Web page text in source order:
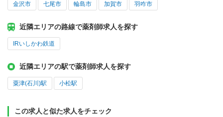
金沢市 七尾市 輪島市 加賀市 羽咋市
近隣エリアの路線で薬剤師求人を探す
IRいしかわ鉄道
近隣エリアの駅で薬剤師求人を探す
粟津(石川)駅 小松駅
この求人と似た求人をチェック